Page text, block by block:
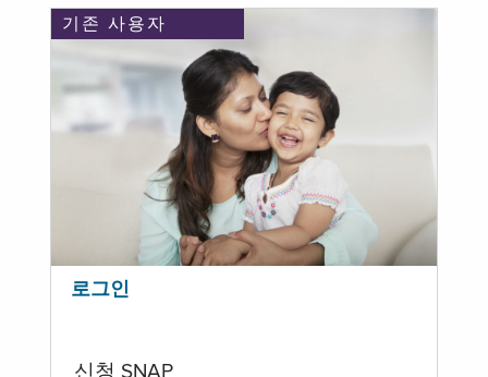
기존 사용자
로그인
신청 SNAP